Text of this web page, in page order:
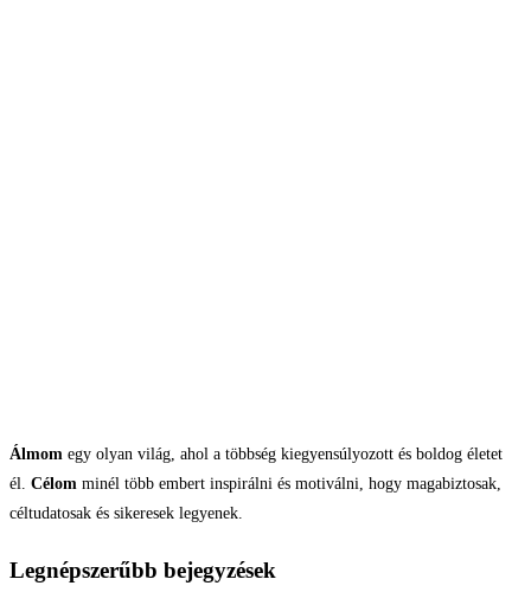
Álmom egy olyan világ, ahol a többség kiegyensúlyozott és boldog életet
él. Célom minél több embert inspirálni és motiválni, hogy magabiztosak,
céltudatosak és sikeresek legyenek.
Legnépszerűbb bejegyzések